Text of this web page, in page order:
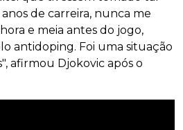
de carreira, nunca me
e meia antes do jogo,
antidoping. Foi uma situação
afirmou Djokovic após o